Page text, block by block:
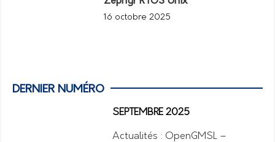
16 octobre 2025
DERNIER NUMÉRO
SEPTEMBRE 2025
Actualités : OpenGMSL –